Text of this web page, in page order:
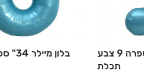
בלון מיילר 34″ ספרה 9 צבע